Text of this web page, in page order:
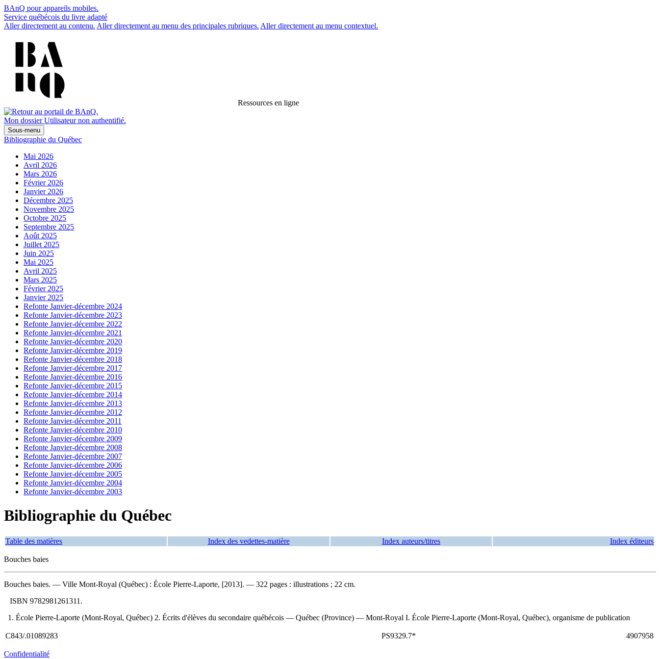
BAnQ pour appareils mobiles.
Service québécois du livre adapté
Aller directement au contenu. Aller directement au menu des principales rubriques. Aller directement au menu contextuel.
Ressources en ligne
Mon dossier Utilisateur non authentifié.
Sous-menu
Bibliographie du Québec
Mai 2026
Avril 2026
Mars 2026
Février 2026
Janvier 2026
Décembre 2025
Novembre 2025
Octobre 2025
Septembre 2025
Août 2025
Juillet 2025
Juin 2025
Mai 2025
Avril 2025
Mars 2025
Février 2025
Janvier 2025
Refonte Janvier-décembre 2024
Refonte Janvier-décembre 2023
Refonte Janvier-décembre 2022
Refonte Janvier-décembre 2021
Refonte Janvier-décembre 2020
Refonte Janvier-décembre 2019
Refonte Janvier-décembre 2018
Refonte Janvier-décembre 2017
Refonte Janvier-décembre 2016
Refonte Janvier-décembre 2015
Refonte Janvier-décembre 2014
Refonte Janvier-décembre 2013
Refonte Janvier-décembre 2012
Refonte Janvier-décembre 2011
Refonte Janvier-décembre 2010
Refonte Janvier-décembre 2009
Refonte Janvier-décembre 2008
Refonte Janvier-décembre 2007
Refonte Janvier-décembre 2006
Refonte Janvier-décembre 2005
Refonte Janvier-décembre 2004
Refonte Janvier-décembre 2003
Bibliographie du Québec
Table des matières Index des vedettes-matière Index auteurs/titres Index éditeurs
Bouches baies
Bouches baies. — Ville Mont-Royal (Québec) : École Pierre-Laporte, [2013]. — 322 pages : illustrations ; 22 cm.
ISBN 9782981261311 .
1. École Pierre-Laporte (Mont-Royal, Québec) 2. Écrits d'élèves du secondaire québécois — Québec (Province) — Mont-Royal I. École Pierre-Laporte (Mont-Royal, Québec), organisme de publication
C843/.01089283 PS9329.7* 4907958
Confidentialité